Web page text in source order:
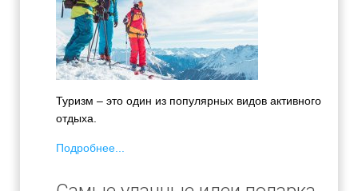
Туризм – это один из популярных видов активного
отдыха.
Подробнее...